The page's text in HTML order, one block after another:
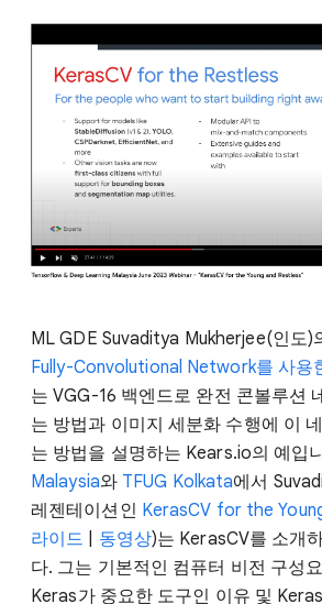
ML GDE Suvaditya Mukherjee(인도)
Fully-Convolutional Network를 사용
는 VGG-16 백엔드로 완전 콘볼루션
는 방법과 이미지 세분화 수행에 이
는 방법을 설명하는 Kears.io의 예입
Malaysia와 TFUG Kolkata에서
레젠테이션인 KerasCV for the
라이드
동영상)는 KerasCV를 소개
다. 그는 기본적인 컴퓨터 비전 구성
Keras가 중요한 도구인 이유 및